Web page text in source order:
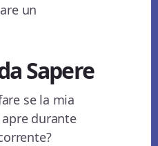
un
Sapere
se la mia
durante